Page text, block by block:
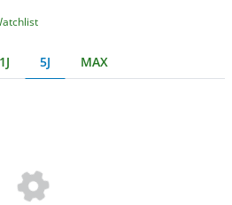
1J 5J MAX